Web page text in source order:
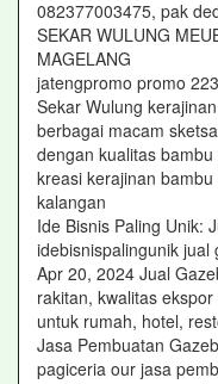
082377003475, pak
SEKAR WULUNG
MAGELANG
jatengpromo promo 223
Sekar Wulung
berbagai macam
dengan kualitas
kreasi kerajinan
kalangan
Ide Bisnis Paling Unik:
idebisnispalingunik jual
Apr 20, 2024 Jual
rakitan, kwalitas
untuk rumah, hotel,
Jasa Pembuatan
pagiceria our jasa